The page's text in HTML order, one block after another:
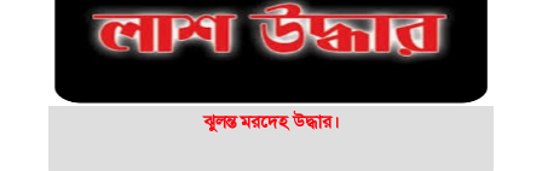
ঝুলন্ত মরদেহ উদ্ধার।